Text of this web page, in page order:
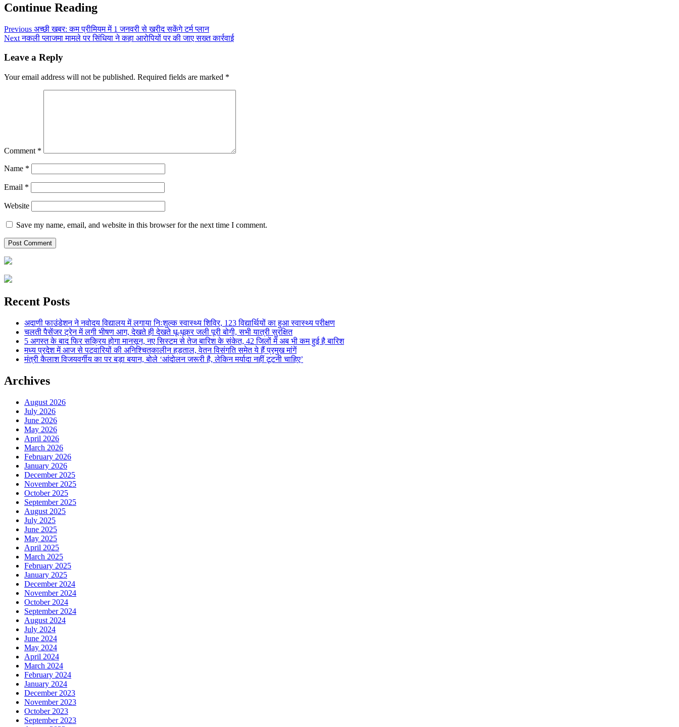
Continue Reading
Previous अच्छी खबर: कम प्रीमियम में 1 जनवरी से खरीद सकेंगे टर्म प्लान
Nextनकली प्लाजमा मामले पर सिंधिया ने कहा आरोपियों पर की जाए सख्त कार्रवाई
Leave a Reply
Your email address will not be published. Required fields are marked *
Comment *
Name *
Email *
Website
Save my name, email, and website in this browser for the next time I comment.
Recent Posts
अदाणी फाउंडेशन ने नवोदय विद्यालय में लगाया निःशुल्क स्वास्थ्य शिविर, 123 विद्यार्थियों का हुआ स्वास्थ्य परीक्षण
चलती पैसेंजर ट्रेन में लगी भीषण आग, देखते ही देखते धू-धूकर जली पूरी बोगी, सभी यात्री सुरक्षित
5 अगस्त के बाद फिर सक्रिय होगा मानसून, नए सिस्टम से तेज बारिश के संकेत, 42 जिलों में अब भी कम हुई है बारिश
मध्य प्रदेश में आज से पटवारियों की अनिश्चितकालीन हड़ताल, वेतन विसंगति समेत ये हैं प्रमुख मांगें
मंत्री कैलाश विजयवर्गीय का पर बड़ा बयान, बोले ‘आंदोलन जरूरी है, लेकिन मर्यादा नहीं टूटनी चाहिए’
Archives
August 2026
July 2026
June 2026
May 2026
April 2026
March 2026
February 2026
January 2026
December 2025
November 2025
October 2025
September 2025
August 2025
July 2025
June 2025
May 2025
April 2025
March 2025
February 2025
January 2025
December 2024
November 2024
October 2024
September 2024
August 2024
July 2024
June 2024
May 2024
April 2024
March 2024
February 2024
January 2024
December 2023
November 2023
October 2023
September 2023